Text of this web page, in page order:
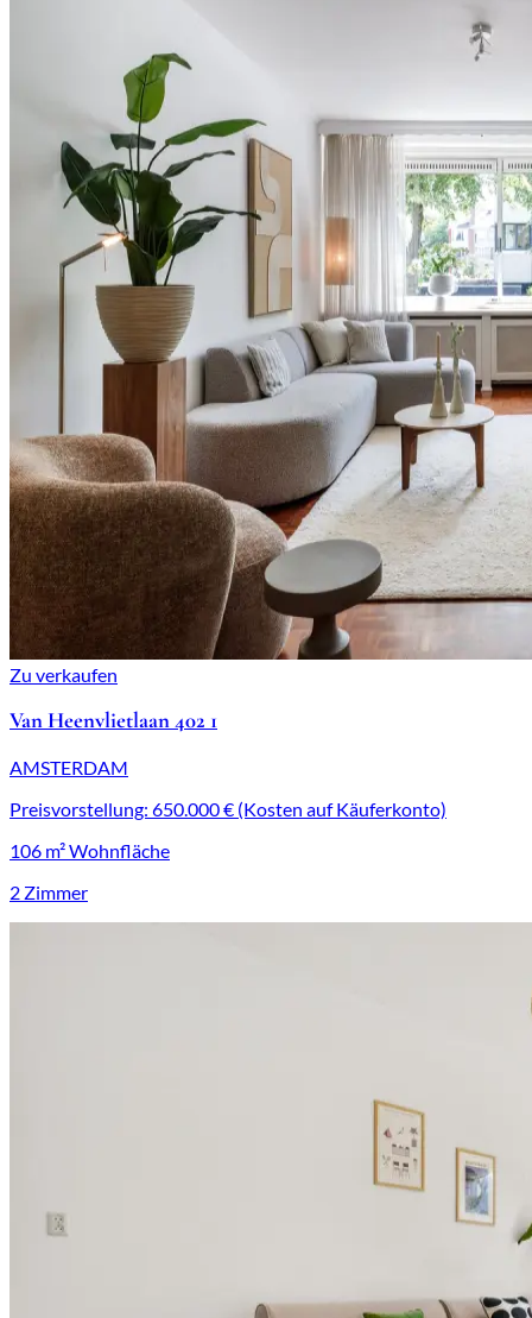
Zu verkaufen
Van Heenvlietlaan 402 1
AMSTERDAM
Preisvorstellung: 650.000 € (Kosten auf Käuferkonto)
106 m² Wohnfläche
2 Zimmer